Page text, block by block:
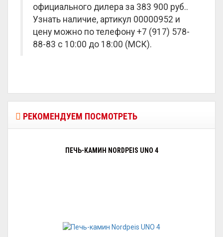
официального дилера за 383 900 руб..
Узнать наличие, артикул 00000952 и
цену можно по телефону +7 (917) 578-
88-83 с 10:00 до 18:00 (МСК).
РЕКОМЕНДУЕМ ПОСМОТРЕТЬ
ПЕЧЬ-КАМИН NORDPEIS UNO 4